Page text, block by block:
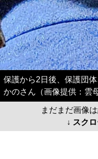
保護から2日後、保護団
かのさん（画像提供：雲
まだまだ画像
↓ スク